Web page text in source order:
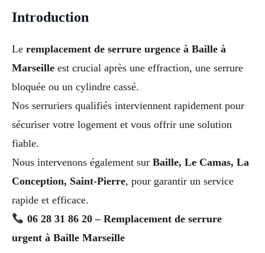
Introduction
Le remplacement de serrure urgence à Baille à
Marseille est crucial après une effraction, une serrure
bloquée ou un cylindre cassé.
Nos serruriers qualifiés interviennent rapidement pour
sécuriser votre logement et vous offrir une solution
fiable.
Nous intervenons également sur Baille, Le Camas, La
Conception, Saint-Pierre, pour garantir un service
rapide et efficace.
06 28 31 86 20 – Remplacement de serrure
urgent à Baille Marseille